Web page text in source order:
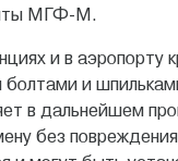
МГФ-М.
и в аэропорту
болтами и
в дальнейшем
без